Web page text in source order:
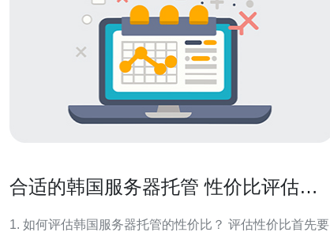
合适的韩国服务器托管 性价比评估与
1. 如何评估韩国服务器托管的性价比？ 评估性价比首先要